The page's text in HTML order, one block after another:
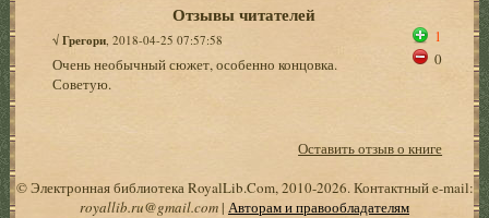
Отзывы читателей
√Грегори , 2018-04-25 07:57:58
Очень необычный сюжет, особенно концовка.
Советую.
1
0
Оставить отзыв о книге
© Электронная библиотека RoyalLib.Com, 2010-2026. Контактный e-mail:
royallib.ru@gmail.com| Авторам и правообладателям